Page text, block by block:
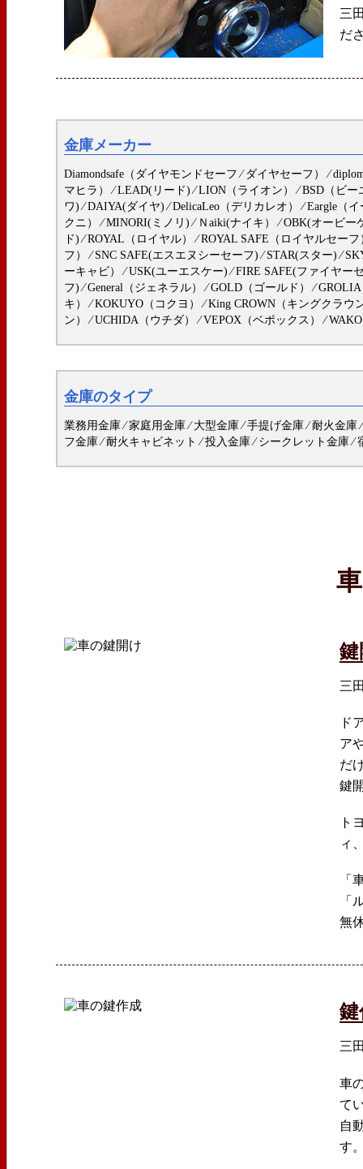
三
だ
金庫メーカー
Diamondsafe（ダイヤモンドセーフ ⁄ ダイヤセーフ） ⁄
マヒラ） ⁄ LEAD(リード) ⁄ LION（ライオン） ⁄ BSD（ビ
ワ) ⁄ DAIYA(ダイヤ) ⁄ DelicaLeo（デリカレオ） ⁄ Eargle（
クニ） ⁄ MINORI(ミノリ) ⁄ Ｎaiki(ナイキ） ⁄ OBK(オービー
ド) ⁄ ROYAL（ロイヤル） ⁄ ROYAL SAFE（ロイヤルセー
フ） ⁄ SNC SAFE(エスエヌシーセーフ) ⁄ STAR(スター) ⁄
ーキャビ） ⁄ USK(ユーエスケー) ⁄ FIRE SAFE(ファイヤー
フ) ⁄ General（ジェネラル） ⁄ GOLD（ゴールド） ⁄
キ） ⁄ KOKUYO（コクヨ） ⁄ King CROWN（キングクラ
ン） ⁄ UCHIDA（ウチダ） ⁄ VEPOX（ベポックス） ⁄
金庫のタイプ
業務用金庫 ⁄ 家庭用金庫 ⁄ 大型金庫 ⁄ 手提げ金庫 ⁄ 耐火金
フ金庫 ⁄ 耐火キャビネット ⁄ 投入金庫 ⁄ シークレット金庫 ⁄
三
ド
ア
だ
鍵
ト
ィ
「
「
無
鍵
三
車
て
自
す